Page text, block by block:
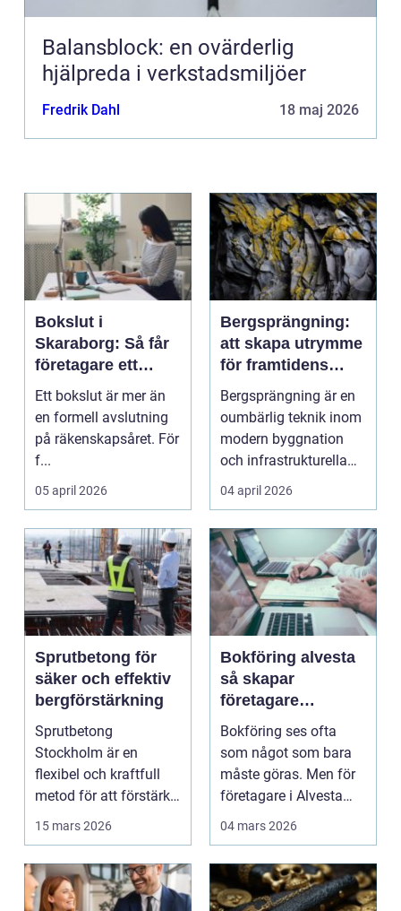
Balansblock: en ovärderlig
hjälpreda i verkstadsmiljöer
Fredrik Dahl 18 maj 2026
Bokslut i
Skaraborg: Så får
företagare ett
tryggt avslut på
året
Ett bokslut är mer än
en formell avslutning
på räkenskapsåret. För
f...
05 april 2026
Bergsprängning:
att skapa utrymme
för framtidens
infrastruktur
Bergsprängning är en
oumbärlig teknik inom
modern byggnation
och infrastrukturella
fr...
04 april 2026
Sprutbetong för
säker och effektiv
bergförstärkning
Sprutbetong
Stockholm är en
flexibel och kraftfull
metod för att förstärka
berg,...
15 mars 2026
Bokföring alvesta
så skapar
företagare
trygghet och
kontroll i vardagen
Bokföring ses ofta
som något som bara
måste göras. Men för
företagare i Alvesta
kan en genomtänkt
04 mars 2026